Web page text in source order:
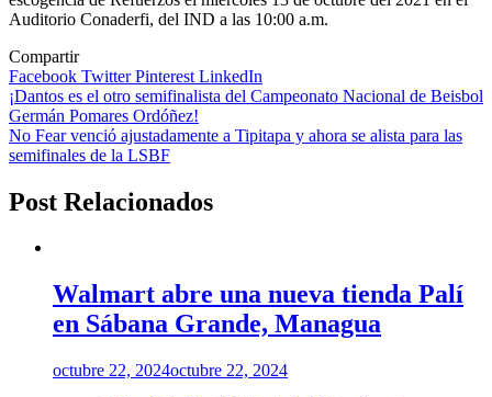
Auditorio Conaderfi, del IND a las 10:00 a.m.
Compartir
Facebook TwitterPinterest LinkedIn
Navegación
de
entradas
¡Dantos es el otro semifinalista del Campeonato Nacional de Beisbol
Germán Pomares Ordóñez!
No Fear venció ajustadamente a Tipitapa y ahora se alista para las
semifinales de la LSBF
Post Relacionados
Walmart abre una nueva tienda Palí
en Sábana Grande, Managua
octubre 22, 2024octubre 22, 2024